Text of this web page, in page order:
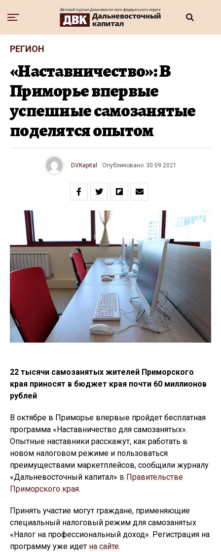
РЕГИОН
«Наставничество»: В
Приморье впервые
успешные самозанятые
поделятся опытом
DVKapital Опубликовано 30.09.2021
22 тысячи самозанятых жителей Приморского
края приносят в бюджет края почти 60 миллионов
рублей
В октябре в Приморье впервые пройдет бесплатная
программа «Наставничество для самозанятых».
Опытные наставники расскажут, как работать в
новом налоговом режиме и пользоваться
преимуществами маркетплейсов, сообщили журналу
«Дальневосточный капитал» в Правительстве
Приморского края.
Принять участие могут граждане, применяющие
специальный налоговый режим для самозанятых
«Налог на профессиональный доход». Регистрация на
программу уже идет на сайте.